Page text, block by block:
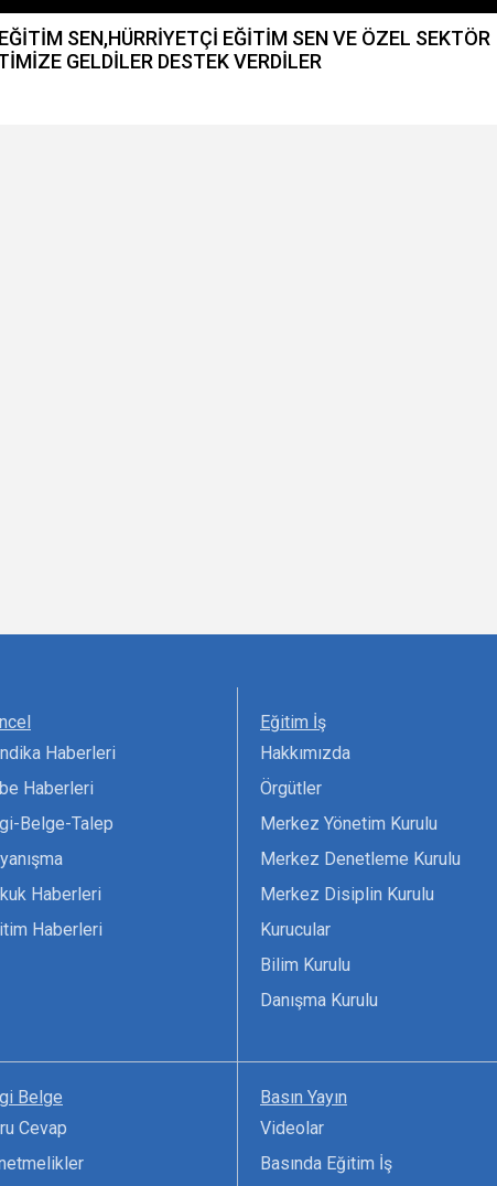
SEN,HÜRRİYETÇİ EĞİTİM SEN VE ÖZEL SEKTÖR
GELDİLER DESTEK VERDİLER
Haberleri
Haberleri
Belge-Talep
Haberleri
Haberleri
Eğitim İş
Hakkımızda
Örgütler
Merkez Yönetim Kurulu
Merkez Denetleme Kurulu
Merkez Disiplin Kurulu
Kurucular
Bilim Kurulu
Danışma Kurulu
Belge
Cevap
Basın Yayın
Videolar
Basında Eğitim İş